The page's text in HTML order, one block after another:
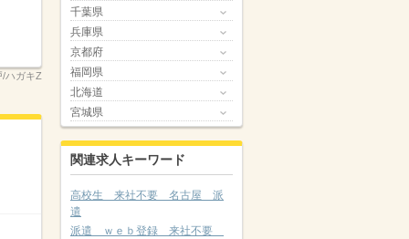
/ハガキZ
千葉県
兵庫県
京都府
福岡県
北海道
宮城県
関連求人キーワード
高校生 来社不要 名古屋 派
遣
派遣 ｗｅｂ登録 来社不要